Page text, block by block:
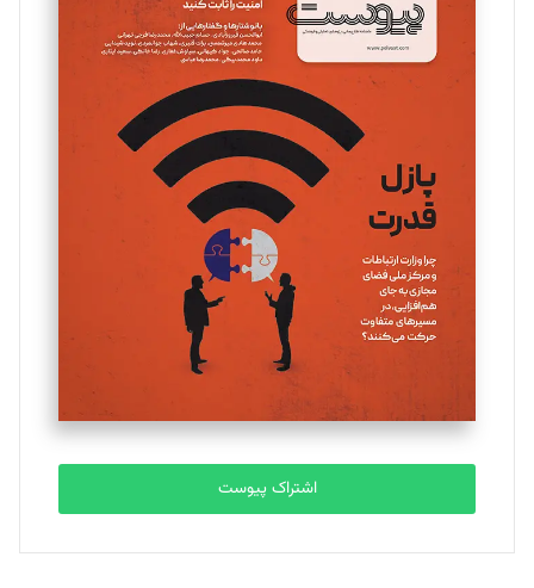
مینا پاکدل
یسنا امان‌پور
تحریریه
ملینا جعفری
تحریریه
مصطفی مسجدی آرانی
تحریریه
بابک نقاش
تحریریه
اشتراک پیوست